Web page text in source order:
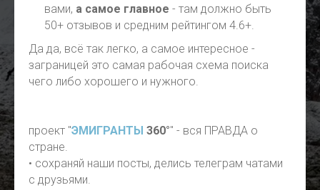
вами, а самое главное - там должно быть
50+ отзывов и средним рейтингом 4.6+.
Да да, всё так легко, а самое интересное -
заграницей это самая рабочая схема поиска
чего либо хорошего и нужного.
проект "ЭМИГРАНТЫ 360°" - вся ПРАВДА о
стране.
• сохраняй наши посты, делись телеграм чатами
с друзьями.